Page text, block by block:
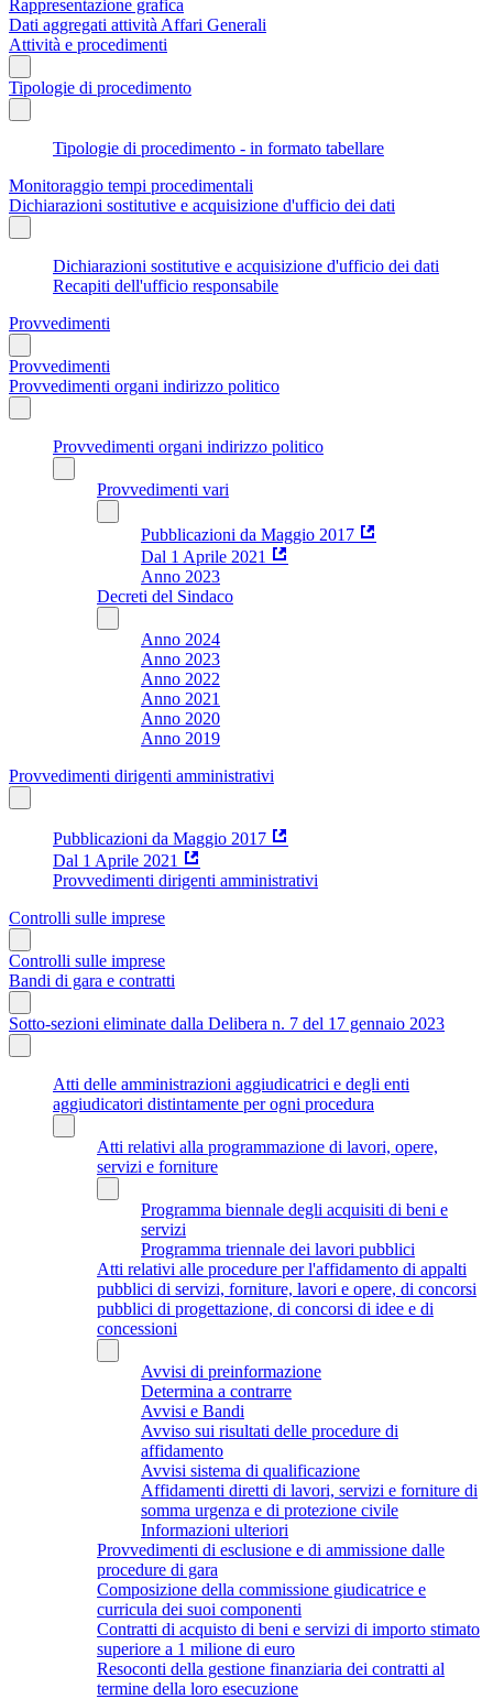
Rappresentazione grafica
Dati aggregati attività Affari Generali
Attività e procedimenti
Tipologie di procedimento
Tipologie di procedimento - in formato tabellare
Monitoraggio tempi procedimentali
Dichiarazioni sostitutive e acquisizione d'ufficio dei dati
Dichiarazioni sostitutive e acquisizione d'ufficio dei dati
Recapiti dell'ufficio responsabile
Provvedimenti
Provvedimenti
Provvedimenti organi indirizzo politico
Provvedimenti organi indirizzo politico
Provvedimenti vari
Pubblicazioni da Maggio 2017
Dal 1 Aprile 2021
Anno 2023
Decreti del Sindaco
Anno 2024
Anno 2023
Anno 2022
Anno 2021
Anno 2020
Anno 2019
Provvedimenti dirigenti amministrativi
Pubblicazioni da Maggio 2017
Dal 1 Aprile 2021
Provvedimenti dirigenti amministrativi
Controlli sulle imprese
Controlli sulle imprese
Bandi di gara e contratti
Sotto-sezioni eliminate dalla Delibera n. 7 del 17 gennaio 2023
Atti delle amministrazioni aggiudicatrici e degli enti
aggiudicatori distintamente per ogni procedura
Atti relativi alla programmazione di lavori, opere,
servizi e forniture
Programma biennale degli acquisiti di beni e
servizi
Programma triennale dei lavori pubblici
Atti relativi alle procedure per l'affidamento di appalti
pubblici di servizi, forniture, lavori e opere, di concorsi
pubblici di progettazione, di concorsi di idee e di
concessioni
Avvisi di preinformazione
Determina a contrarre
Avvisi e Bandi
Avviso sui risultati delle procedure di
affidamento
Avvisi sistema di qualificazione
Affidamenti diretti di lavori, servizi e forniture di
somma urgenza e di protezione civile
Informazioni ulteriori
Provvedimenti di esclusione e di ammissione dalle
procedure di gara
Composizione della commissione giudicatrice e
curricula dei suoi componenti
Contratti di acquisto di beni e servizi di importo stimato
superiore a 1 milione di euro
Resoconti della gestione finanziaria dei contratti al
termine della loro esecuzione